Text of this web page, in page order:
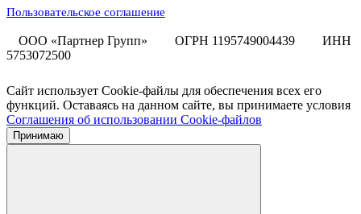
Пользовательское соглашение
ООО «Партнер Групп» ОГРН 1195749004439
ИНН
5753072500
Сайт использует Cookie-файлы для обеспечения всех его
функций. Оставаясь на данном сайте, вы принимаете условия
Соглашения об использовании Cookie-файлов
Принимаю